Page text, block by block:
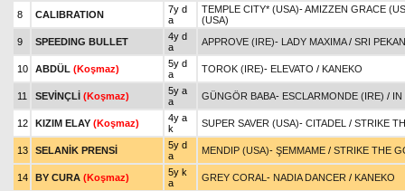
8 CALIBRATION
7y d
a
TEMPLE CITY* (USA)-AMIZZEN GRACE
(USA)
9
SPEEDING BULLET
4y d
a
APPROVE (IRE)- LADY MAXIMA/ SRI
10 ABDÜL (Koşmaz)
5y d
a
TOROK (IRE)- ELEVATO / KANEKO
11 SEVİNÇLİ (Koşmaz)
5y a
a
GÜNGÖR BABA- ESCLARMONDE (IRE) / IN
12 KIZIM ELAY (Koşmaz)
4y a
k
SUPER SAVER (USA)- CITADEL / STRIKE
13 SELANİK PRENSİ
5y d
a
MENDIP (USA)- ŞEMMAME / STRIKE THE
14 BY CURA (Koşmaz)
5y k
a
GREY CORAL - NADIA DANCER / KANEKO